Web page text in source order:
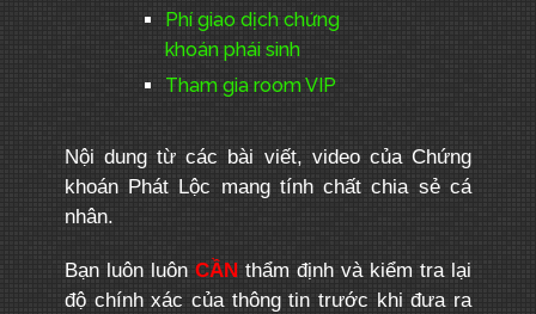
Phí giao dịch chứng
khoán phái sinh
Tham gia room VIP
Nội dung từ các bài viết, video của Chứng
khoán Phát Lộc mang tính chất chia sẻ cá
nhân.
Bạn luôn luôn CẦNthẩm định và kiểm tra lại
độ chính xác của thông tin trước khi đưa ra